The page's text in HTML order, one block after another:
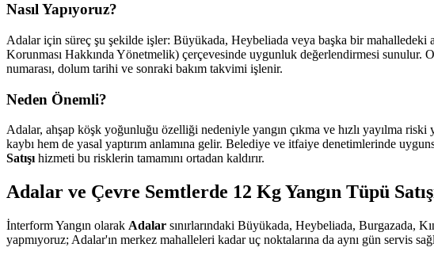
Nasıl Yapıyoruz?
Adalar için süreç şu şekilde işler: Büyükada, Heybeliada veya başka bir mahalledeki
Korunması Hakkında Yönetmelik) çerçevesinde uygunluk değerlendirmesi sunulur.
numarası, dolum tarihi ve sonraki bakım takvimi işlenir.
Neden Önemli?
Adalar, ahşap köşk yoğunluğu özelliği nedeniyle yangın çıkma ve hızlı yayılma
kaybı hem de yasal yaptırım anlamına gelir. Belediye ve itfaiye denetimlerinde
Satışı hizmeti bu risklerin tamamını ortadan kaldırır.
Adalar ve Çevre Semtlerde 12 Kg Yangın Tüpü
İnterform Yangın olarak Adalar sınırlarındaki Büyükada, Heybeliada, Burgazada,
yapmıyoruz; Adalar'ın merkez mahalleleri kadar uç noktalarına da aynı gün servis